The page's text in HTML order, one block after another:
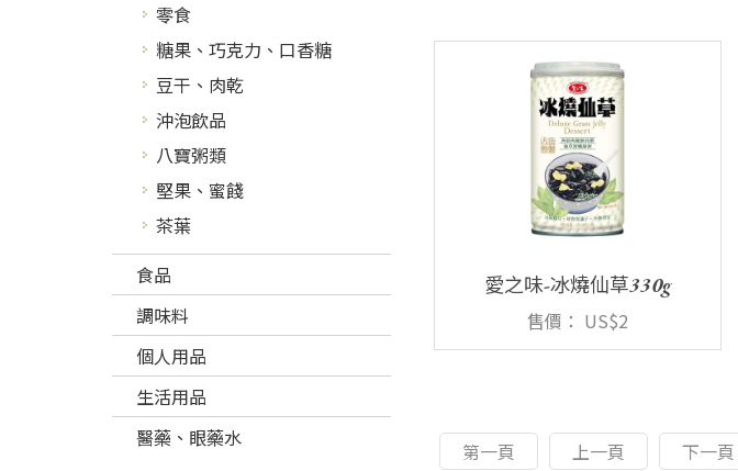
零食
糖果、巧克力、口香糖
豆干、肉乾
沖泡飲品
八寶粥類
堅果、蜜餞
茶葉
食品
調味料
個人用品
生活用品
醫藥、眼藥水
愛之味-冰燒仙草330g
售價： US$2
第一頁 上一頁 下一頁